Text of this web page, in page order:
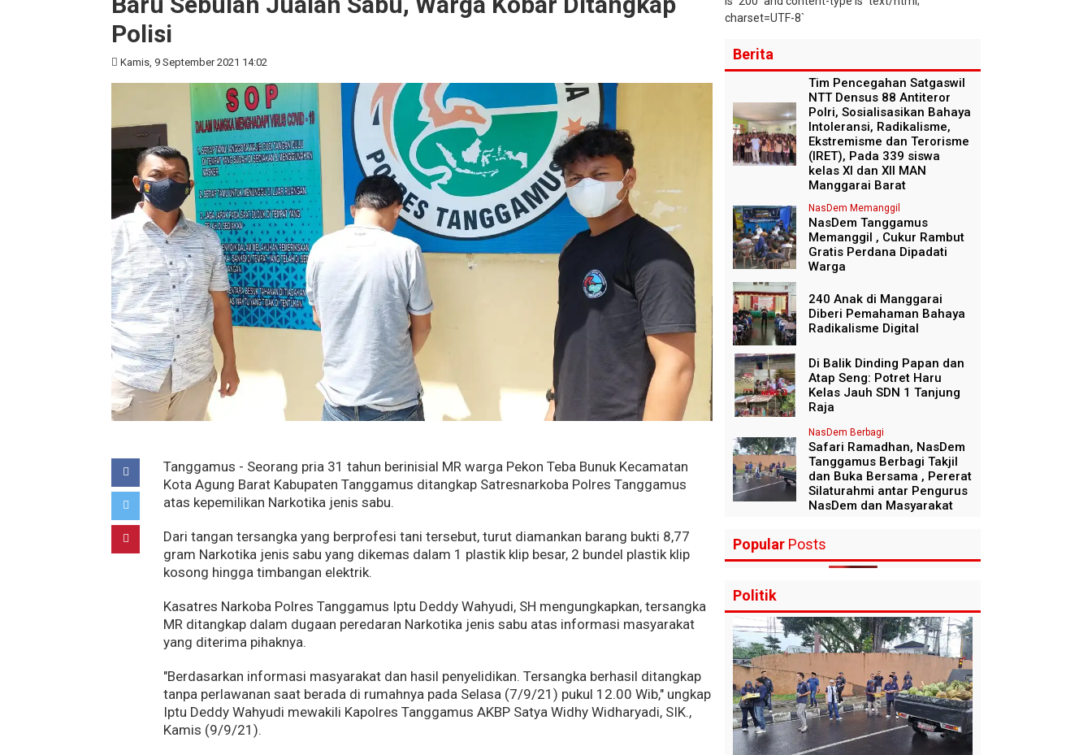
Polisi
Kamis, 9 September 2021 14:02
Tanggamus - Seorang pria 31 tahun berinisial MR warga Pekon Teba Bunuk Kecamatan
Kota Agung Barat Kabupaten Tanggamus ditangkap Satresnarkoba Polres Tanggamus
atas kepemilikan Narkotika jenis sabu.
Dari tangan tersangka yang berprofesi tani tersebut, turut diamankan barang bukti 8,77
gram Narkotika jenis sabu yang dikemas dalam 1 plastik klip besar, 2 bundel plastik klip
kosong hingga timbangan elektrik.
Kasatres Narkoba Polres Tanggamus Iptu Deddy Wahyudi, SH mengungkapkan, tersangka
MR ditangkap dalam dugaan peredaran Narkotika jenis sabu atas informasi masyarakat
yang diterima pihaknya.
"Berdasarkan informasi masyarakat dan hasil penyelidikan. Tersangka berhasil ditangkap
tanpa perlawanan saat berada di rumahnya pada Selasa (7/9/21) pukul 12.00 Wib," ungkap
Iptu Deddy Wahyudi mewakili Kapolres Tanggamus AKBP Satya Widhy Widharyadi, SIK.,
Kamis (9/9/21).
charset=UTF-8`
Berita
Tim Pencegahan Satgaswil
NTT Densus 88 Antiteror
Polri, Sosialisasikan Bahaya
Intoleransi, Radikalisme,
Ekstremisme dan Terorisme
(IRET), Pada 339 siswa
kelas XI dan XII MAN
Manggarai Barat
NasDem Memanggil
NasDem Tanggamus
Memanggil , Cukur Rambut
Gratis Perdana Dipadati
Warga
240 Anak di Manggarai
Diberi Pemahaman Bahaya
Radikalisme Digital
Di Balik Dinding Papan dan
Atap Seng: Potret Haru
Kelas Jauh SDN 1 Tanjung
Raja
NasDem Berbagi
Safari Ramadhan, NasDem
Tanggamus Berbagi Takjil
dan Buka Bersama , Pererat
Silaturahmi antar Pengurus
NasDem dan Masyarakat
Popular Posts
Politik